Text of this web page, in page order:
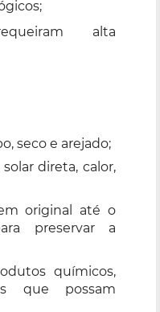
alta
seco e arejado;
direta, calor,
original até o
preservar a
químicos,
que possam